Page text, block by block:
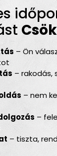
– Ön
– rakodás,
– nem
–
– tiszta,